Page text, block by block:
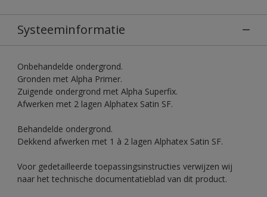
Systeeminformatie
Onbehandelde ondergrond.
Gronden met Alpha Primer.
Zuigende ondergrond met Alpha Superfix.
Afwerken met 2 lagen Alphatex Satin SF.
Behandelde ondergrond.
Dekkend afwerken met 1 à 2 lagen Alphatex Satin SF.
Voor gedetailleerde toepassingsinstructies verwijzen wij
naar het technische documentatieblad van dit product.